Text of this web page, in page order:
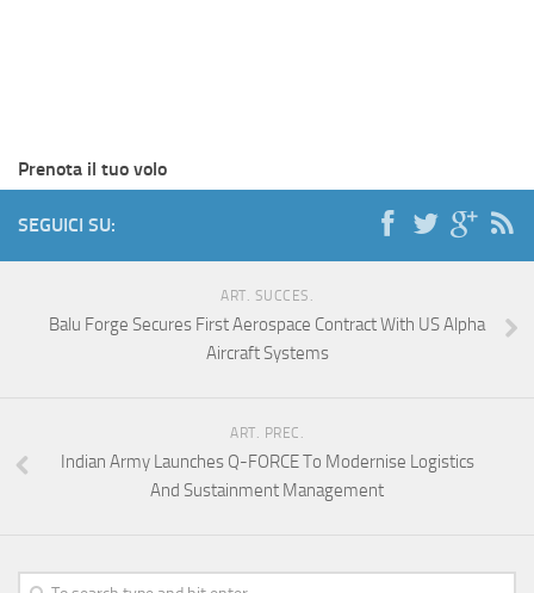
Prenota il tuo volo
SEGUICI SU:
ART. SUCCES.
Balu Forge Secures First Aerospace Contract With US Alpha
Aircraft Systems
ART. PREC.
Indian Army Launches Q-FORCE To Modernise Logistics
And Sustainment Management